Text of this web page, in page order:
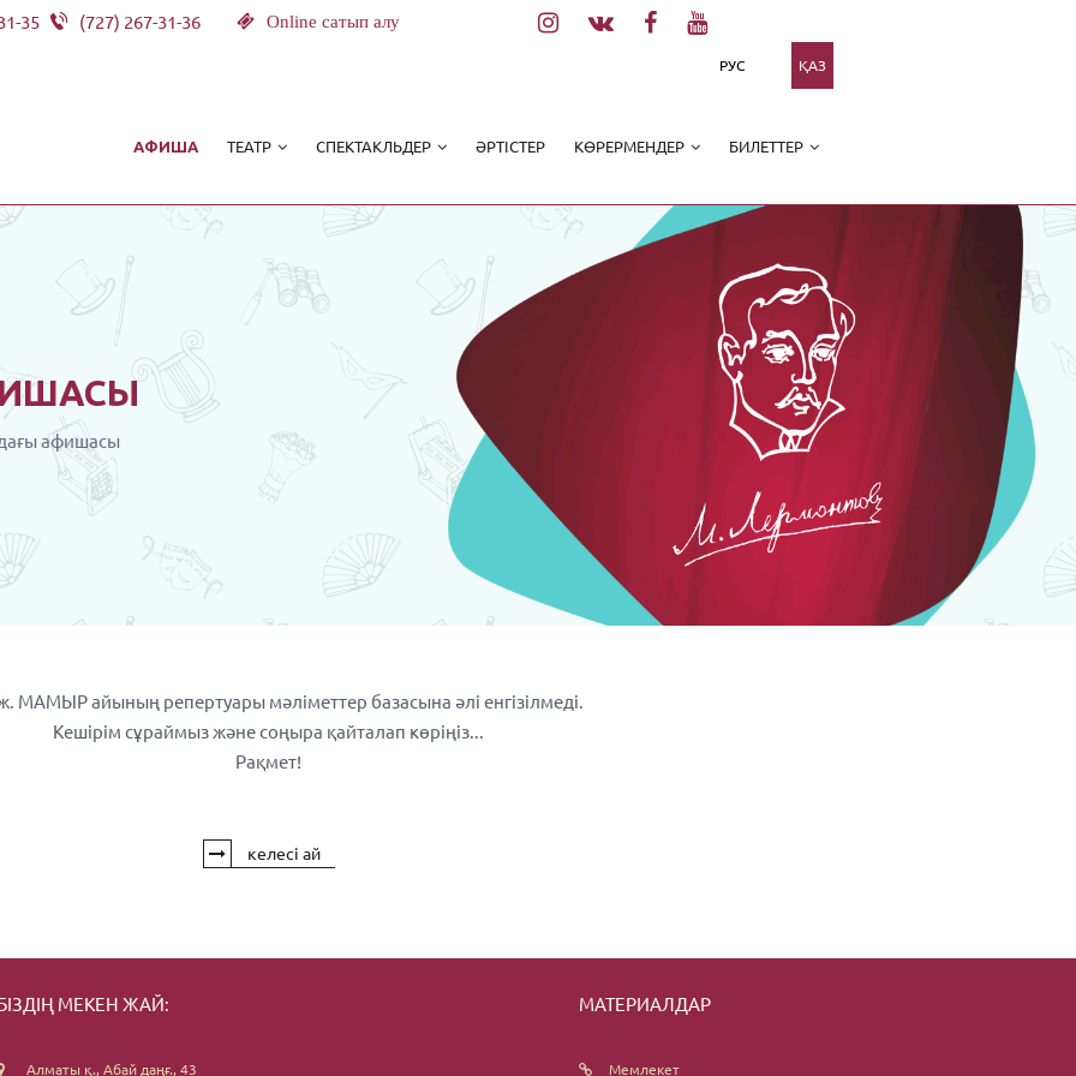
35 (727) 267-31-36 Online сатып алу
РУС ҚАЗ
АФИША ТЕАТР СПЕКТАКЛЬДЕР ӘРТІСТЕР КӨРЕРМЕНДЕР БИЛЕТТЕР
афишасы
МАМЫР айының репертуары мәліметтер базасына әлі енгізілмеді.
Кешірім сұраймыз және соңыра қайталап көріңіз...
Рақмет!
келесі ай
МЕКЕН ЖАЙ:
Алматы қ., Абай даңғ., 43
МАТЕРИАЛДАР
Мемлекет